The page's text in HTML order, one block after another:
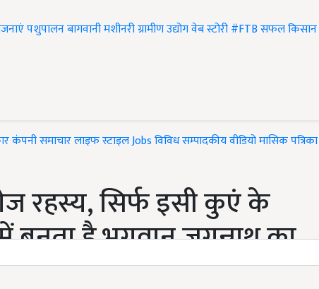
पशुपालनबागवानीमशीनरीग्रामीण उद्योगवेब स्टोरी#FTBसफल किसान
कंपनी समाचारलाइफ स्टाइलJobsविविधसम्पादकीयवीडियोमासिक पत्रिका
रहस्य, सिर्फ इसी कुएं के
बनता है भगवान जगन्नाथ का